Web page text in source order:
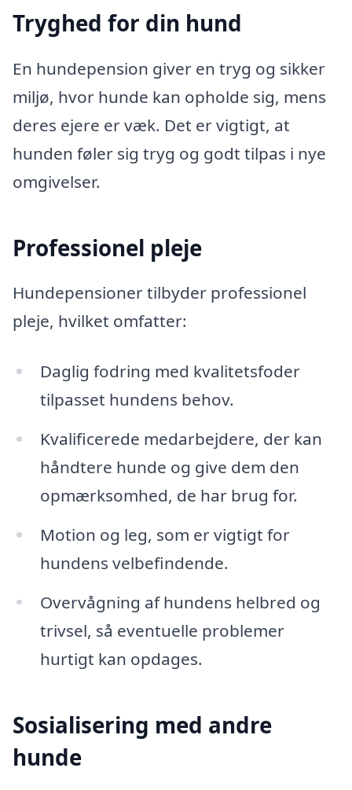
Tryghed for din hund
En hundepension giver en tryg og sikker
miljø, hvor hunde kan opholde sig, mens
deres ejere er væk. Det er vigtigt, at
hunden føler sig tryg og godt tilpas i nye
omgivelser.
Professionel pleje
Hundepensioner tilbyder professionel
pleje, hvilket omfatter:
Daglig fodring med kvalitetsfoder
tilpasset hundens behov.
Kvalificerede medarbejdere, der kan
håndtere hunde og give dem den
opmærksomhed, de har brug for.
Motion og leg, som er vigtigt for
hundens velbefindende.
Overvågning af hundens helbred og
trivsel, så eventuelle problemer
hurtigt kan opdages.
Sosialisering med andre
hunde